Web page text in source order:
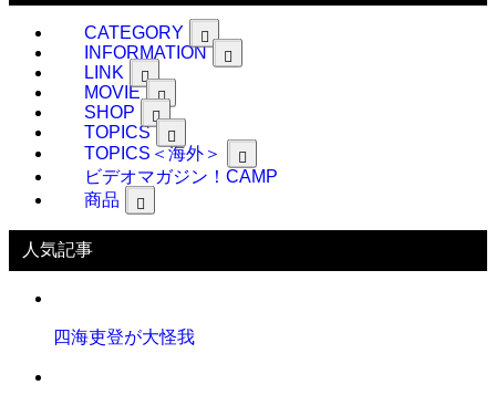
CATEGORY
INFORMATION
LINK
MOVIE
SHOP
TOPICS
TOPICS＜海外＞
ビデオマガジン！CAMP
商品
人気記事
四海吏登が大怪我